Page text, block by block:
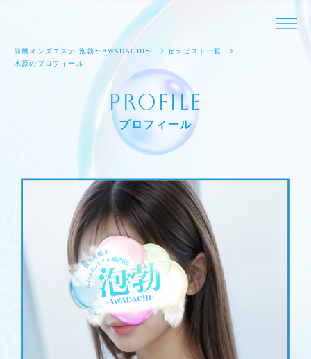
前橋メンズエステ 泡勃〜AWADACHI〜
セラピスト一覧
水原のプロフィール
Profile
プロフィール